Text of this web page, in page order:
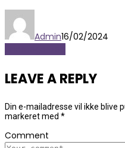
Admin16/02/2024
LEAVE A REPLY
Din e-mailadresse vil ikke blive
markeret med *
Comment